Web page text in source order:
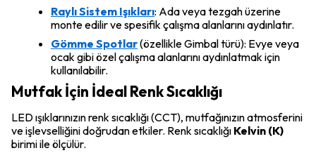
Raylı Sistem Işıkları: Ada veya tezgah üzerine
monte edilir ve spesifik çalışma alanlarını aydınlatır.
Gömme Spotlar(özellikle Gimbal türü): Evye veya
ocak gibi özel çalışma alanlarını aydınlatmak için
kullanılabilir.
Mutfak İçin İdeal Renk Sıcaklığı
LED ışıklarınızın renk sıcaklığı (CCT), mutfağınızın atmosferini
ve işlevselliğini doğrudan etkiler. Renk sıcaklığı Kelvin (K)
birimi ile ölçülür.